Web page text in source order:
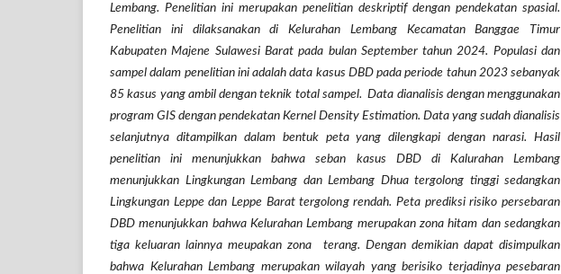
Lembang. Penelitian ini merupakan penelitian deskriptif dengan pendekatan spasial.
Penelitian ini dilaksanakan di Kelurahan Lembang Kecamatan Banggae Timur
Kabupaten Majene Sulawesi Barat pada bulan September tahun 2024. Populasi dan
sampel dalam penelitian ini adalah data kasus DBD pada periode tahun 2023 sebanyak
85 kasus yang ambil dengan teknik total sampel. Data dianalisis dengan menggunakan
program GIS dengan pendekatan Kernel Density Estimation. Data yang sudah dianalisis
selanjutnya ditampilkan dalam bentuk peta yang dilengkapi dengan narasi. Hasil
penelitian ini menunjukkan bahwa seban kasus DBD di Kalurahan Lembang
menunjukkan Lingkungan Lembang dan Lembang Dhua tergolong tinggi sedangkan
Lingkungan Leppe dan Leppe Barat tergolong rendah. Peta prediksi risiko persebaran
DBD menunjukkan bahwa Kelurahan Lembang merupakan zona hitam dan sedangkan
tiga keluaran lainnya meupakan zona terang. Dengan demikian dapat disimpulkan
bahwa Kelurahan Lembang merupakan wilayah yang berisiko terjadinya pesebaran